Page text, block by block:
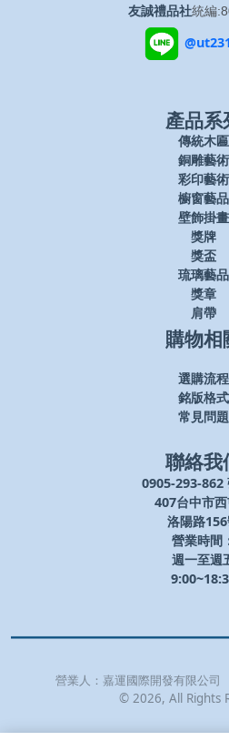
友誠禮品社統編
產品系
傳統木匾
銅雕藝術
彩印藝術
櫥窗藝品
壁飾掛畫
獎牌
獎盃
琉璃藝品
獎章
肩帶
購物相
選購流程
銘版格式
常見問題
聯絡我
0905-293-862
407台中市
洛陽路
營業時間
週一至週
營業人： 嘉運國際開發有限公司
© 2026, All Rights